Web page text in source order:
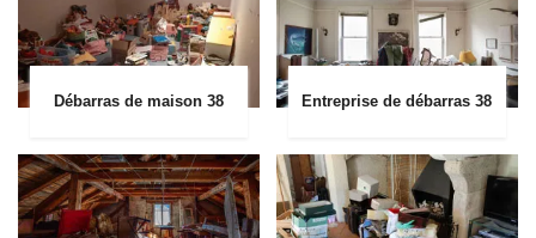
Débarras de maison 38 Entreprise de débarras 38